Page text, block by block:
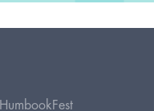
HumbookFest